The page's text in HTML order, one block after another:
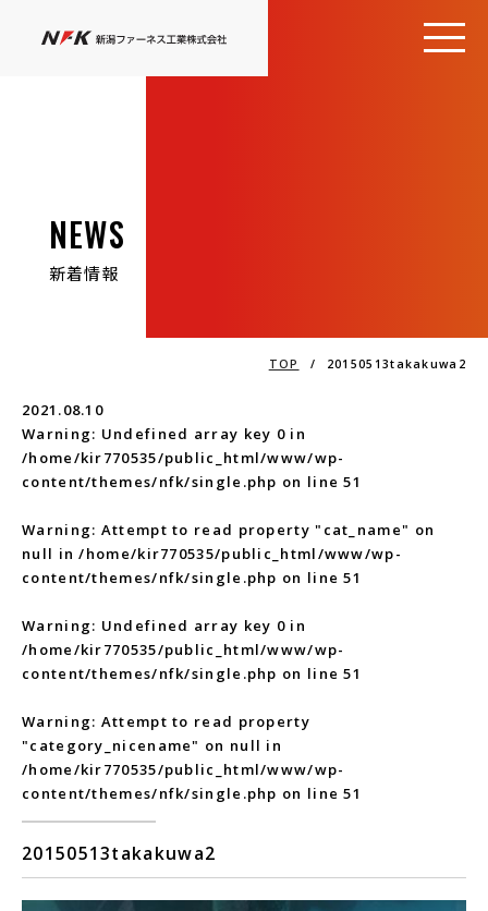
NEWS
新着情報
TOP / 20150513takakuwa2
2021.08.10
Warning: Undefined array key 0 in
/home/kir770535/public_html/www/wp-
content/themes/nfk/single.php on line51
Warning: Attempt to read property "cat_name" on
null in/home/kir770535/public_html/www/wp-
content/themes/nfk/single.php on line51
Warning: Undefined array key 0 in
/home/kir770535/public_html/www/wp-
content/themes/nfk/single.php on line51
Warning: Attempt to read property
"category_nicename" on null in
/home/kir770535/public_html/www/wp-
content/themes/nfk/single.php on line51
20150513takakuwa2